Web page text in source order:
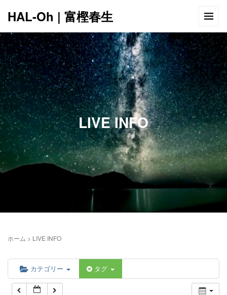
HAL-Oh | 富樫春生
LIVE INFO
ホーム > LIVE INFO
カテゴリー タグ
12:00 AM
1:00 AM
2:00 AM
5:00 AM
6:00 AM